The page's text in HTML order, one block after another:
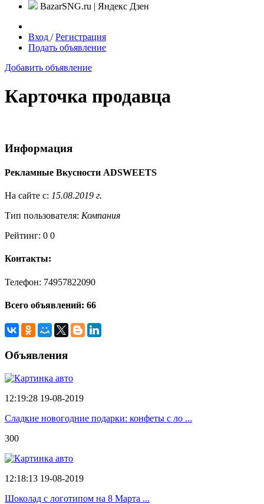
BazarSNG.ru | Яндекс Дзен
Вход /Регистрация
Подать объявление
Добавить объявление
Карточка продавца
Информация
Рекламные Вкусности ADSWEETS
На сайте с: 15.08.2019 г.
Тип пользователя: Компания
Рейтинг: 0 0
Контакты:
Телефон: 74957822090
Всего объявлений: 66
Объявления
12:19:28 19-08-2019
Сладкие новогодние подарки: конфеты с ло ...
300
12:18:13 19-08-2019
Шоколад с логотипом на 8 Марта ...